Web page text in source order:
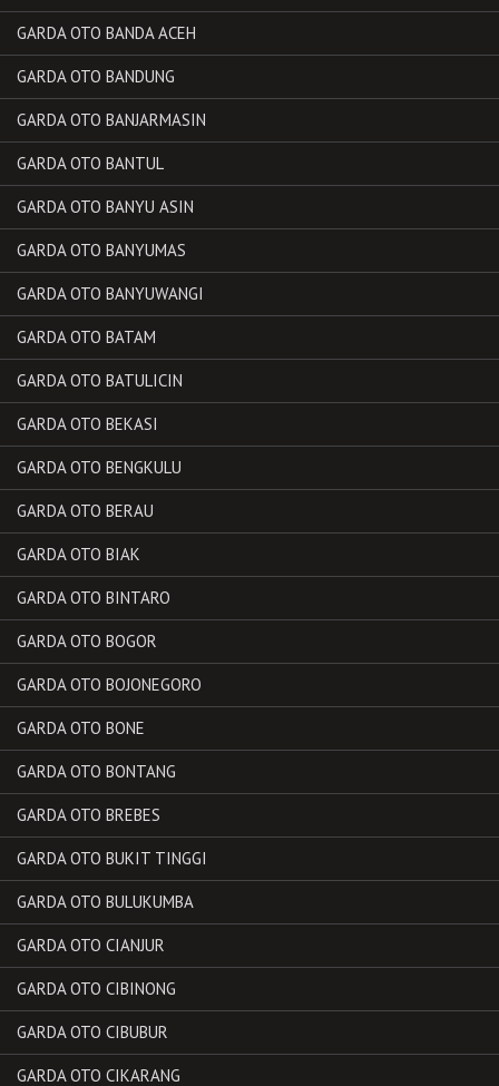
GARDA OTO BANDA ACEH
GARDA OTO BANDUNG
GARDA OTO BANJARMASIN
GARDA OTO BANTUL
GARDA OTO BANYU ASIN
GARDA OTO BANYUMAS
GARDA OTO BANYUWANGI
GARDA OTO BATAM
GARDA OTO BATULICIN
GARDA OTO BEKASI
GARDA OTO BENGKULU
GARDA OTO BERAU
GARDA OTO BIAK
GARDA OTO BINTARO
GARDA OTO BOGOR
GARDA OTO BOJONEGORO
GARDA OTO BONE
GARDA OTO BONTANG
GARDA OTO BREBES
GARDA OTO BUKIT TINGGI
GARDA OTO BULUKUMBA
GARDA OTO CIANJUR
GARDA OTO CIBINONG
GARDA OTO CIBUBUR
GARDA OTO CIKARANG